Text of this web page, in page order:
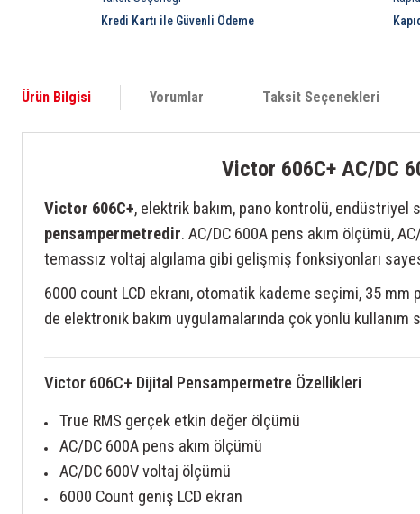
Kredi Kartı ile Güvenli Ödeme
Ürün Bilgisi Yorumlar Taksit Seçenekleri
Victor 606C+ AC/DC
Victor 606C+, elektrik bakım, pano kontrolü,
pensampermetredir. AC/DC 600A pens akım ölçümü,
temassız voltaj algılama gibi gelişmiş fonksiyonları
6000 count LCD ekranı, otomatik kademe seçimi, 35
de elektronik bakım uygulamalarında çok yönlü kullanım
Victor 606C+ Dijital Pensampermetre Özellikleri
True RMS gerçek etkin değer ölçümü
AC/DC 600A pens akım ölçümü
AC/DC 600V voltaj ölçümü
6000 Count geniş LCD ekran